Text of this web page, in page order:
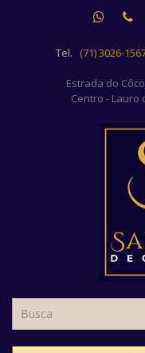
Tel. (71) 3026-
Estrada do
Centro - Lauro